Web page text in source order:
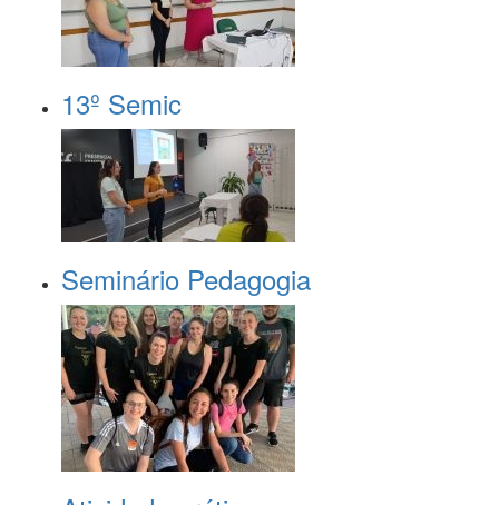
13º Semic
Seminário Pedagogia